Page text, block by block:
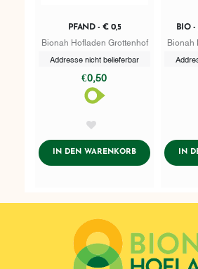
PFAND - € 0,5
Bionah Hofladen Grottenhof
Addresse nicht belieferbar
€0,50
IN DEN WARENKORBADDTOCART
BIO
Bionah
IN